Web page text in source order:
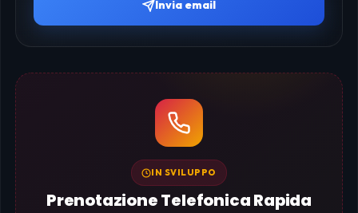
Invia email
IN SVILUPPO
Prenotazione Telefonica Rapida